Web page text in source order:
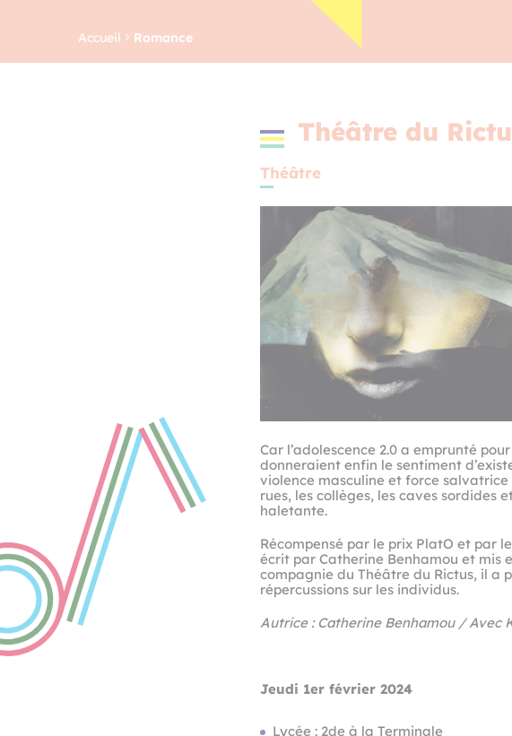
Accueil Romance
Théâtre du
Théâtre
Car l’adolescence 2.0 a emprunté
donneraient enfin le sentiment
violence masculine et force
rues, les collèges, les caves sordides
haletante.
Récompensé par le prix PlatO et par
écrit par Catherine Benhamou et mis
compagnie du Théâtre du Rictus, il a
répercussions sur les individus.
Autrice : Catherine Benhamou / Avec
Jeudi 1er février 2024
Lycée : 2de à la Terminale